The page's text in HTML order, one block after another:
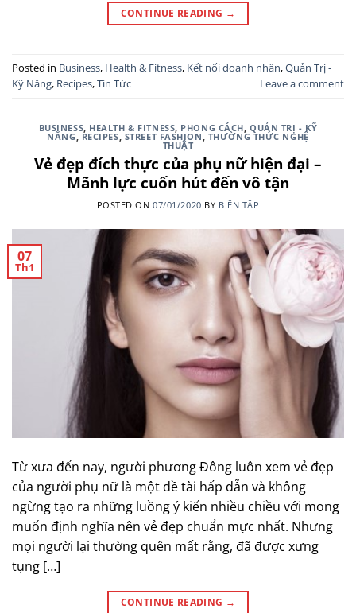
CONTINUE READING →
Posted in Business, Health & Fitness, Kết nối doanh nhân,Quản Trị -
Kỹ Năng, Recipes,Tin Tức Leave a comment
BUSINESS HEALTH & FITNESS PHONG CÁCH ,QUẢN TRỊ - KỸ
NĂNG RECIPES STREET FASHION THƯỜNG THỨC NGHỆ
THUẬT
Vẻ đẹp đích thực của phụ nữ hiện đại –
Mãnh lực cuốn hút đến vô tận
POSTED ON07/01/2020 BY BIÊN TẬP
07
Th1
Từ xưa đến nay, người phương Đông luôn xem vẻ đẹp
của người phụ nữ là một đề tài hấp dẫn và không
ngừng tạo ra những luồng ý kiến nhiều chiều với mong
muốn định nghĩa nên vẻ đẹp chuẩn mực nhất. Nhưng
mọi người lại thường quên mất rằng, đã được xưng
tụng […]
CONTINUE READING →